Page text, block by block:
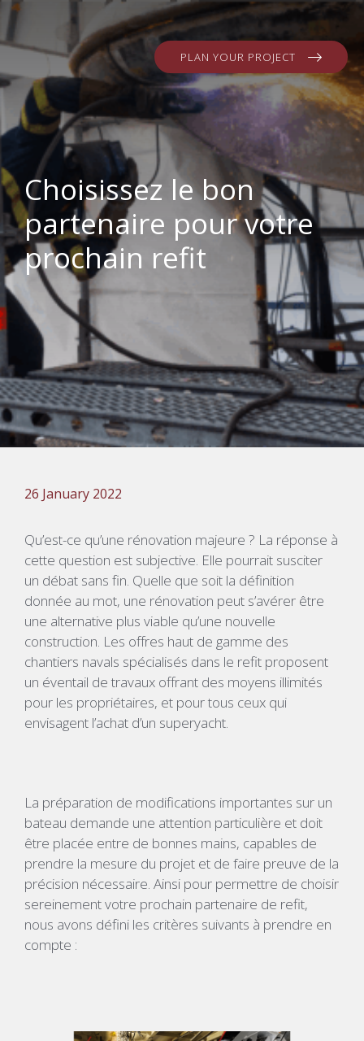
PLAN YOUR PROJECT
Choisissez le bon
partenaire pour votre
prochain refit
26 January 2022
Qu’est-ce qu’une rénovation majeure ? La réponse à
cette question est subjective. Elle pourrait susciter
un débat sans fin. Quelle que soit la définition
donnée au mot, une rénovation peut s’avérer être
une alternative plus viable qu’une nouvelle
construction. Les offres haut de gamme des
chantiers navals spécialisés dans le refit proposent
un éventail de travaux offrant des moyens illimités
pour les propriétaires, et pour tous ceux qui
envisagent l’achat d’un superyacht.
La préparation de modifications importantes sur un
bateau demande une attention particulière et doit
être placée entre de bonnes mains, capables de
prendre la mesure du projet et de faire preuve de la
précision nécessaire. Ainsi pour permettre de choisir
sereinement votre prochain partenaire de refit,
nous avons défini les critères suivants à prendre en
compte :